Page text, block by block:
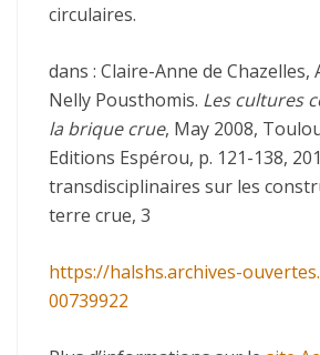
circulaires.
dans : Claire-Anne de Chazelles,
Nelly Pousthomis. Les cultures
la brique crue, May 2008,
Editions Espérou, p. 121-138,
transdisciplinaires sur les
terre crue, 3
https://halshs.archives-
00739922